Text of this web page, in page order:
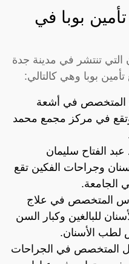
بوبا في
التي تنتشر في مدينة جدة
بوبا وهي كالتالي:
المتخصص في أشعة
وتقع في مركز مجمع محمد
الفتاح سليمان
وجراحات الفكين تقع
الجامعة.
المتخصص في علاج
للبالغين وكبار السن
لطب الأسنان.
المتخصص في الجراحات